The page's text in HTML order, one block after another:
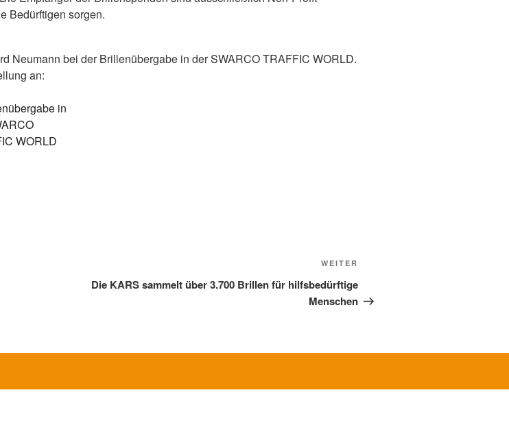
Bedürftigen sorgen.
Neumann bei der Brillenübergabe in der SWARCO TRAFFIC WORLD.
an:
Beitrag
WEITER
Die KARS sammelt über 3.700 Brillen für hilfsbedürftige
Menschen